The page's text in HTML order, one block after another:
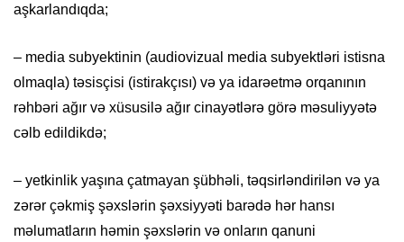
aşkarlandıqda;
– media subyektinin (audiovizual media subyektləri istisna
olmaqla) təsisçisi (istirakçısı) və ya idarəetmə orqanının
rəhbəri ağır və xüsusilə ağır cinayətlərə görə məsuliyyətə
cəlb edildikdə;
– yetkinlik yaşına çatmayan şübhəli, təqsirləndirilən və ya
zərər çəkmiş şəxslərin şəxsiyyəti barədə hər hansı
məlumatların həmin şəxslərin və onların qanuni